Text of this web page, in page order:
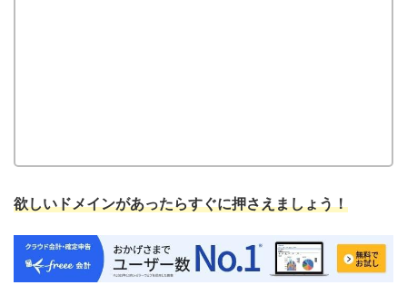
欲しいドメインがあったらすぐに押さえましょう！